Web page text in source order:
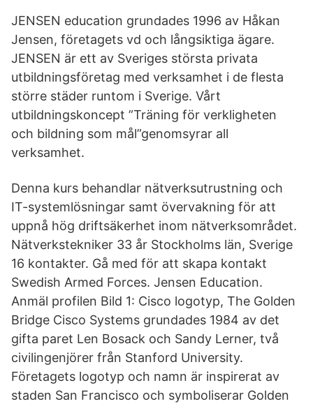
JENSEN education grundades 1996 av Håkan
Jensen, företagets vd och långsiktiga ägare.
JENSEN är ett av Sveriges största privata
utbildningsföretag med verksamhet i de flesta
större städer runtom i Sverige. Vårt
utbildningskoncept ”Träning för verkligheten
och bildning som mål”genomsyrar all
verksamhet.
Denna kurs behandlar nätverksutrustning och
IT-systemlösningar samt övervakning för att
uppnå hög driftsäkerhet inom nätverksområdet.
Nätverkstekniker 33 år Stockholms län, Sverige
16 kontakter. Gå med för att skapa kontakt
Swedish Armed Forces. Jensen Education.
Anmäl profilen Bild 1: Cisco logotyp, The Golden
Bridge Cisco Systems grundades 1984 av det
gifta paret Len Bosack och Sandy Lerner, två
civilingenjörer från Stanford University.
Företagets logotyp och namn är inspirerat av
staden San Francisco och symboliserar Golden